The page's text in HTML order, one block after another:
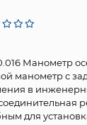
Манометр
манометр с
в
для